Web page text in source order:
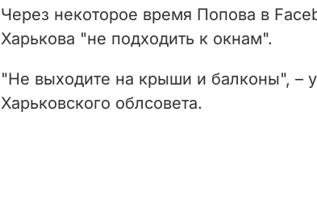
Через некоторое время Попова в
Харькова "не подходить к окнам".
"Не выходите на крыши и балконы", –
Харьковского облсовета.